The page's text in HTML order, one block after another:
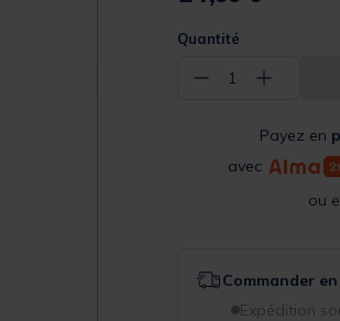
Quantité
− 1 +
Payez en
avec
Commander
Expédition